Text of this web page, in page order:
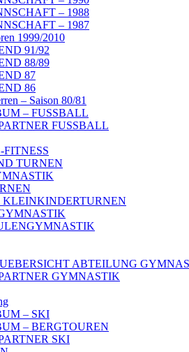
– 1988
– 1987
1999/2010
91/92
88/89
87
86
– Saison 80/81
– FUSSBALL
FUSSBALL
FITNESS
TURNEN
ABTEILUNG
GYMNASTIK
– SKI
– BERGTOUREN
SKI